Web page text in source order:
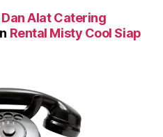
Alat Catering
Rental Misty Cool Siap